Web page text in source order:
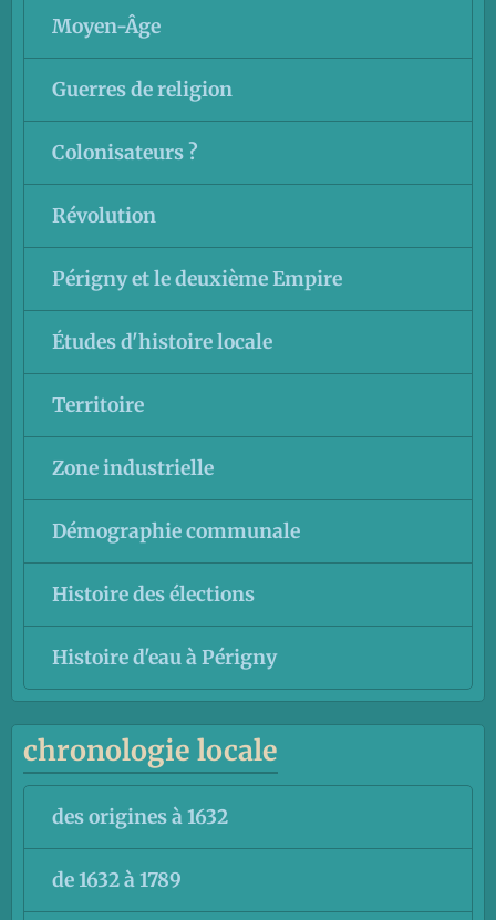
Moyen-Âge
Guerres de religion
Colonisateurs ?
Révolution
Périgny et le deuxième Empire
Études d'histoire locale
Territoire
Zone industrielle
Démographie communale
Histoire des élections
Histoire d'eau à Périgny
chronologie locale
des origines à 1632
de 1632 à 1789